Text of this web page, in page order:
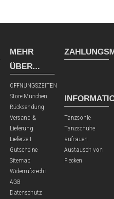
MEHR
ÜBER...
ÖFFNUNGSZEITEN
Store München
Rücksendung
Versand &
Lieferung
Lieferzeit
Gutscheine
Sitemap
Widerrufsrecht
AGB
Datenschutz
Tanzsohle
Tanzschuhe
aufrauen
Austausch von
Flecken